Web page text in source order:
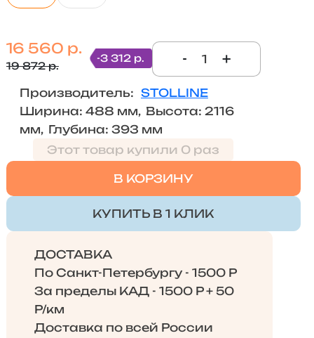
16 560 р.
19 872 р.
-3 312 р. - +
Производитель: STOLLINE
Ширина: 488 мм, Высота: 2116
мм, Глубина: 393 мм
Этот товар купили 0 раз
В КОРЗИНУ
КУПИТЬ В 1 КЛИК
ДОСТАВКА
По Санкт-Петербургу - 1500 Р
За пределы КАД - 1500 Р + 50
Р/км
Доставка по всей России